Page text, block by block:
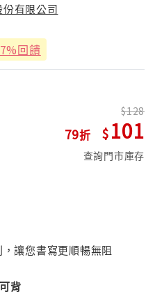
有限公司
回饋
79
128
101
查詢門市庫存
讓您書寫更順暢無阻
背